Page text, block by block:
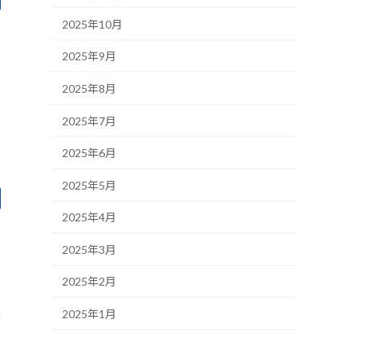
2025年10月
2025年9月
2025年8月
2025年7月
2025年6月
2025年5月
2025年4月
2025年3月
2025年2月
2025年1月